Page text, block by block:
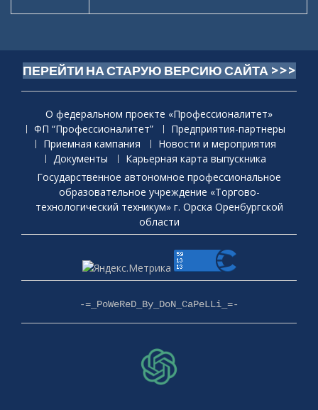
ПЕРЕЙТИ НА СТАРУЮ ВЕРСИЮ САЙТА >>>
О федеральном проекте «Профессионалитет»
ФП “Профессионалитет”
Предприятия-партнеры
Приемная кaмпания
Новости и мероприятия
Документы
Карьерная карта выпускника
Государственное автономное профессиональное
образовательное учреждение «Торгово-
технологический техникум» г. Орска Оренбургской
области
-=_PoWeReD_By_DoN_CaPeLLi_=-